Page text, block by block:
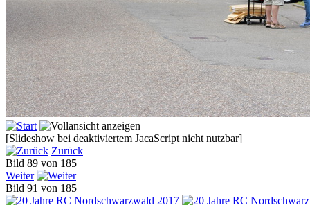
[Slideshow bei deaktiviertem JacaScript nicht nutzbar]
Zurück
Bild 89 von 185
Weiter
Bild 91 von 185